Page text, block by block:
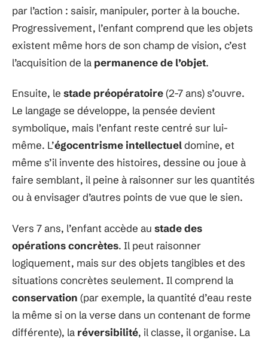
par l’action : saisir, manipuler, porter à la bouche.
Progressivement, l’enfant comprend que les objets
existent même hors de son champ de vision, c’est
l’acquisition de la permanence de l’objet.
Ensuite, le stade préopératoire(2-7 ans) s’ouvre.
Le langage se développe, la pensée devient
symbolique, mais l’enfant reste centré sur lui-
même. L’égocentrisme intellectueldomine, et
même s’il invente des histoires, dessine ou joue à
faire semblant, il peine à raisonner sur les quantités
ou à envisager d’autres points de vue que le sien.
Vers 7 ans, l’enfant accède au stade des
opérations concrètes. Il peut raisonner
logiquement, mais sur des objets tangibles et des
situations concrètes seulement. Il comprend la
conservation (par exemple, la quantité d’eau reste
la même si on la verse dans un contenant de forme
différente), la réversibilité, il classe, il organise. La